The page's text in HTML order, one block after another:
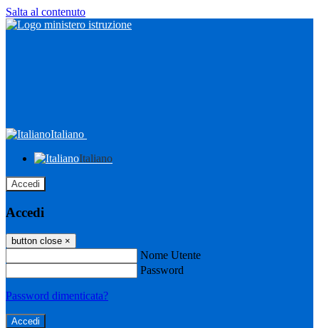
Salta al contenuto
Italiano
Italiano
Accedi
Accedi
button close ×
Nome Utente
Password
Password dimenticata?